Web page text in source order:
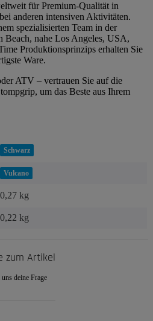
für Premium-Qualität in
anderen intensiven Aktivitäten.
spezialisierten Team in der
Beach, nahe Los Angeles, USA,
Produktionsprinzips erhalten Sie
Ware.
ATV – vertrauen Sie auf die
um das Beste aus Ihrem
Schwarz
Vulcano
0,27 kg
0,22 kg
zum Artikel
deine Frage